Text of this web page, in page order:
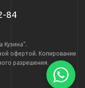
84
офертой. Копирование
разрешения.